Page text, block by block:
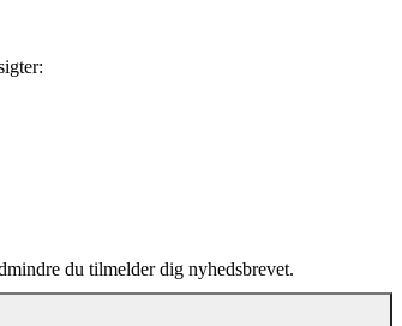
du tilmelder dig nyhedsbrevet.